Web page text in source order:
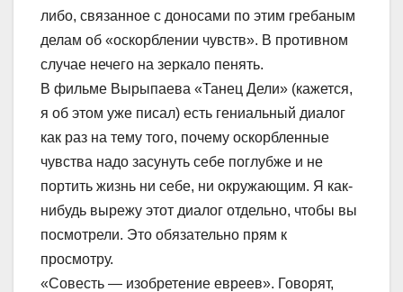
либо, связанное с доносами по этим гребаным
делам об «оскорблении чувств». В противном
случае нечего на зеркало пенять.
В фильме Вырыпаева «Танец Дели» (кажется,
я об этом уже писал) есть гениальный диалог
как раз на тему того, почему оскорбленные
чувства надо засунуть себе поглубже и не
портить жизнь ни себе, ни окружающим. Я как-
нибудь вырежу этот диалог отдельно, чтобы вы
посмотрели. Это обязательно прям к
просмотру.
«Совесть — изобретение евреев». Говорят,